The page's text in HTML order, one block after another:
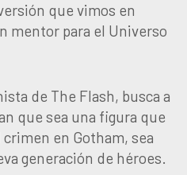
que vimos en
mentor para el Universo
de The Flash, busca a
que sea una figura que
en Gotham, sea
generación de héroes.